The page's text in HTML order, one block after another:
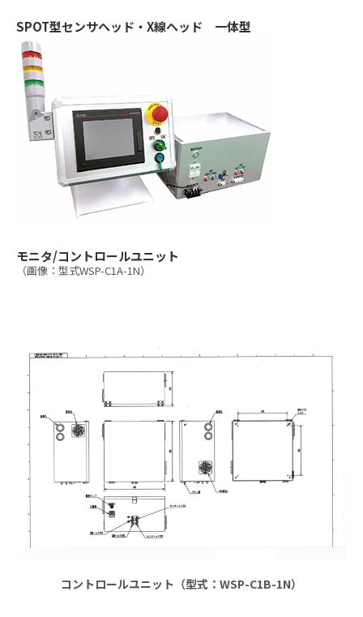
SPOT型センサヘッド・X線ヘッド 一体型
モニタ/コントロールユニット
（画像：型式WSP-C1A-1N）
コントロールユニット（型式：WSP-C1B-1N）